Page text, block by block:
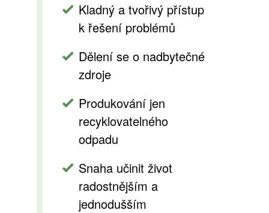
Kladný a tvořivý přístup
k řešení problémů
Dělení se o nadbytečné
zdroje
Produkování jen
recyklovatelného
odpadu
Snaha učinit život
radostnějším a
jednodušším